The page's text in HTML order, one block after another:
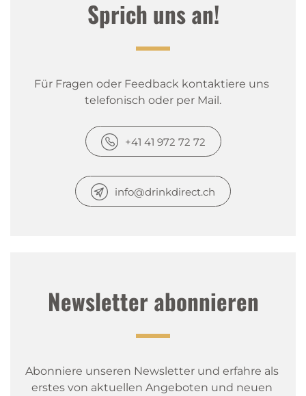
Sprich uns an!
Für Fragen oder Feedback kontaktiere uns
telefonisch oder per Mail.
+41 41 972 72 72
info@drinkdirect.ch
Newsletter abonnieren
Abonniere unseren Newsletter und erfahre als
erstes von aktuellen Angeboten und neuen